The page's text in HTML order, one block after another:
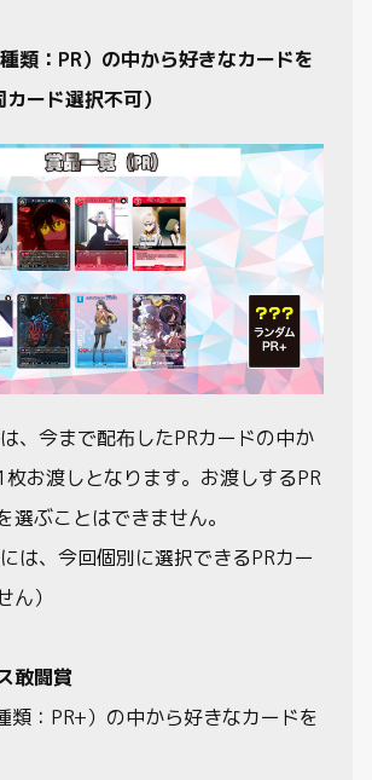
類：PR）の中から好きなカードを
ード選択不可）
、今まで配布したPRカードの中か
枚お渡しとなります。お渡しするPR
選ぶことはできません。
には、今回個別に選択できるPRカー
ん）
敢闘賞
類：PR+）の中から好きなカードを